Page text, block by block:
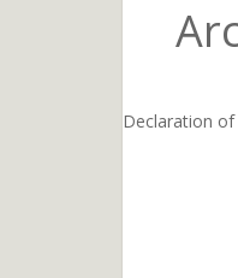
Declaration